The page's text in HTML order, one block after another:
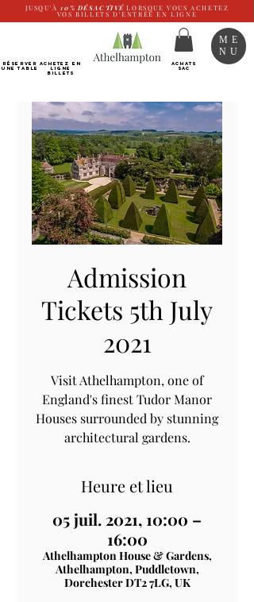
JUSQU'À 10% DÉSACTIVÉ LORSQUE VOUS ACHETEZ
VOS BILLETS D'ENTRÉE EN LIGNE
RÉSERVER
UNE TABLE
Achetez EN
LIGNE
Billets
ACHATS
SAC
ME
NU
Admission
Tickets 5th July
2021
Visit Athelhampton, one of
England's finest Tudor Manor
Houses surrounded by stunning
architectural gardens.
Heure et lieu
05 juil. 2021, 10:00 –
16:00
Athelhampton House & Gardens,
Athelhampton, Puddletown,
Dorchester DT2 7LG, UK